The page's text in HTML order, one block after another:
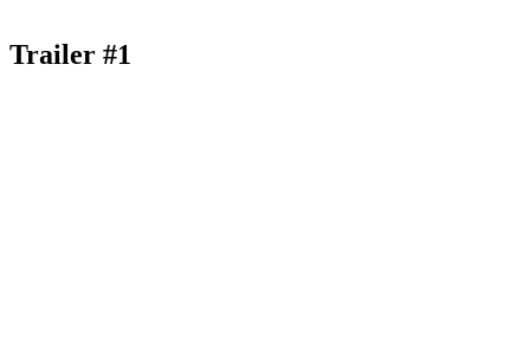
Trailer #1